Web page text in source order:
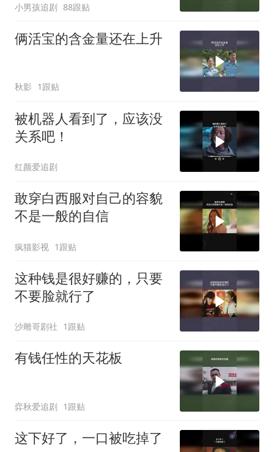
小男孩追剧 88跟贴
俩活宝的含金量还在上升
秋影 1跟贴
被机器人看到了，应该没
关系吧！
红颜爱追剧
敢穿白西服对自己的容貌
不是一般的自信
疯猫影视 1跟贴
这种钱是很好赚的，只要
不要脸就行了
沙雕哥剧社 1跟贴
有钱任性的天花板
弈秋爱追剧 1跟贴
这下好了，一口被吃掉了